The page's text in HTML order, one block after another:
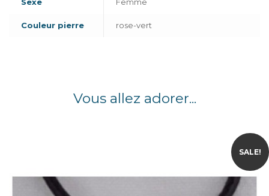
Couleur pierre rose-vert
Vous allez adorer...
SALE!